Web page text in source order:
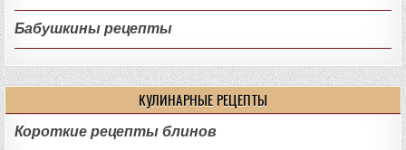
Бабушкины рецепты
КУЛИНАРНЫЕ РЕЦЕПТЫ
Короткие рецепты блинов